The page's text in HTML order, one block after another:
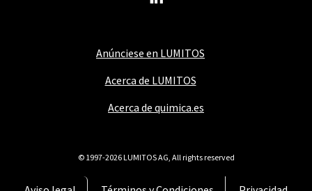
Anúnciese en LUMITOS
Acerca de LUMITOS
Acerca de quimica.es
© 1997-2026 LUMITOS AG, All rights reserved